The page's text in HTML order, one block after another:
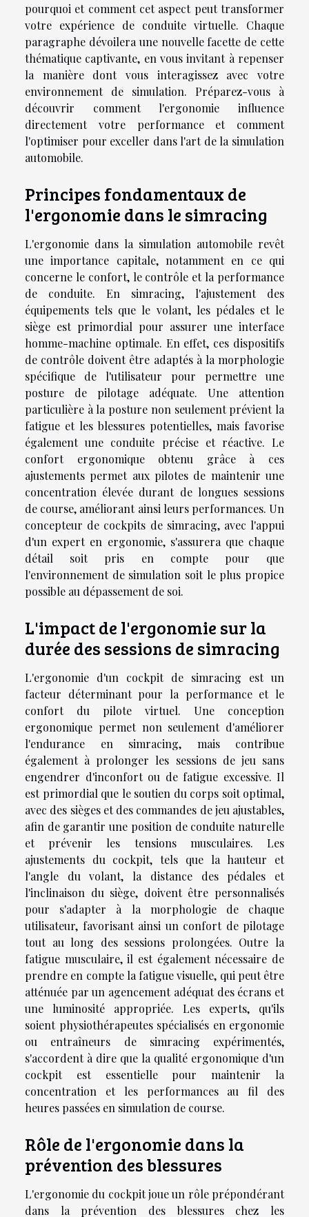
pourquoi et comment cet aspect peut transformer
votre expérience de conduite virtuelle. Chaque
paragraphe dévoilera une nouvelle facette de cette
thématique captivante, en vous invitant à repenser
la manière dont vous interagissez avec votre
environnement de simulation. Préparez-vous à
découvrir comment l'ergonomie influence
directement votre performance et comment
l'optimiser pour exceller dans l'art de la simulation
automobile.
Principes fondamentaux de
l'ergonomie dans le simracing
L'ergonomie dans la simulation automobile revêt
une importance capitale, notamment en ce qui
concerne le confort, le contrôle et la performance
de conduite. En simracing, l'ajustement des
équipements tels que le volant, les pédales et le
siège est primordial pour assurer une interface
homme-machine optimale. En effet, ces dispositifs
de contrôle doivent être adaptés à la morphologie
spécifique de l'utilisateur pour permettre une
posture de pilotage adéquate. Une attention
particulière à la posture non seulement prévient la
fatigue et les blessures potentielles, mais favorise
également une conduite précise et réactive. Le
confort ergonomique obtenu grâce à ces
ajustements permet aux pilotes de maintenir une
concentration élevée durant de longues sessions
de course, améliorant ainsi leurs performances. Un
concepteur de cockpits de simracing, avec l'appui
d'un expert en ergonomie, s'assurera que chaque
détail soit pris en compte pour que
l'environnement de simulation soit le plus propice
possible au dépassement de soi.
L'impact de l'ergonomie sur la
durée des sessions de simracing
L'ergonomie d'un cockpit de simracing est un
facteur déterminant pour la performance et le
confort du pilote virtuel. Une conception
ergonomique permet non seulement d'améliorer
l'endurance en simracing, mais contribue
également à prolonger les sessions de jeu sans
engendrer d'inconfort ou de fatigue excessive. Il
est primordial que le soutien du corps soit optimal,
avec des sièges et des commandes de jeu ajustables,
afin de garantir une position de conduite naturelle
et prévenir les tensions musculaires. Les
ajustements du cockpit, tels que la hauteur et
l'angle du volant, la distance des pédales et
l'inclinaison du siège, doivent être personnalisés
pour s'adapter à la morphologie de chaque
utilisateur, favorisant ainsi un confort de pilotage
tout au long des sessions prolongées. Outre la
fatigue musculaire, il est également nécessaire de
prendre en compte la fatigue visuelle, qui peut être
atténuée par un agencement adéquat des écrans et
une luminosité appropriée. Les experts, qu'ils
soient physiothérapeutes spécialisés en ergonomie
ou entraîneurs de simracing expérimentés,
s'accordent à dire que la qualité ergonomique d'un
cockpit est essentielle pour maintenir la
concentration et les performances au fil des
heures passées en simulation de course.
Rôle de l'ergonomie dans la
prévention des blessures
L'ergonomie du cockpit joue un rôle prépondérant
dans la prévention des blessures chez les